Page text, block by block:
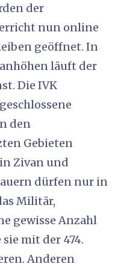
der
nun online
geöffnet. In
läuft der
Die IVK
den
Gebieten
Zivan und
dürfen nur in
Militär,
gewisse Anzahl
mit der 474.
Anderen